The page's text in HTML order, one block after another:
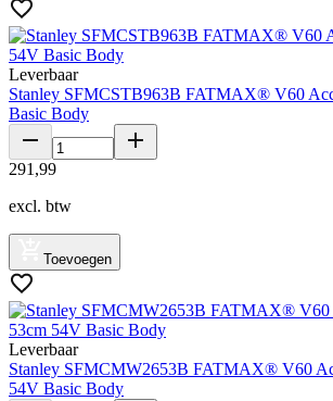
Leverbaar
Stanley SFMCSTB963B FATMAX® V60
Basic Body
291 ,99
excl. btw
Toevoegen
Leverbaar
Stanley SFMCMW2653B FATMAX® V60
54V Basic Body